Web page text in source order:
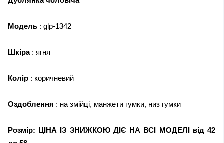
Модель : glp-1342
Шкіра: ягня
Колір : коричневий
Оздоблення : на змійці, манжети гумки, низ гумки
Розмір: ЦІНА ІЗ ЗНИЖКОЮ ДІЄ НА ВСІ МОДЕЛІ від 42